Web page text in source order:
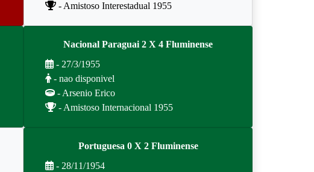
- Amistoso Interestadual 1955
Nacional Paraguai 2 X 4 Fluminense
- 27/3/1955
- nao disponivel
- Arsenio Erico
- Amistoso Internacional 1955
Portuguesa 0 X 2 Fluminense
- 28/11/1954